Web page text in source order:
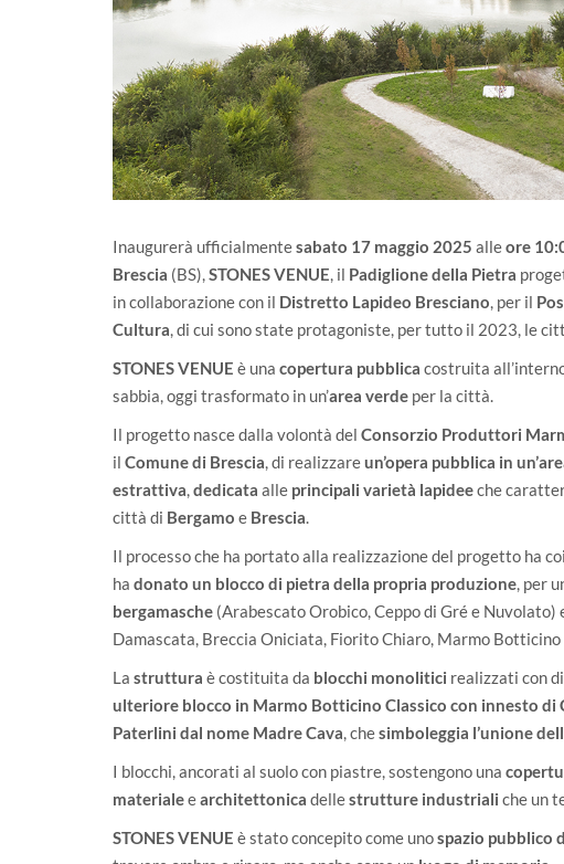
Inaugurerà ufficialmentesabato 17 maggio 2025 alleore
Brescia (BS),STONESVENUE, il Padiglione della Pietra
in collaborazione con il Distretto Lapideo Bresciano, per il
Cultura, di cui sono state protagoniste, per tutto il 2023, le
STONES VENUE è una copertura pubblica costruita
sabbia, oggi trasformato in un’area verde per la città.
Il progetto nasce dalla volontà del Consorzio Produttori
il Comune di Brescia, di realizzareun’opera pubblica in
estrattiva,dedicata alle principali varietà lapideeche
città di Bergamo e Brescia.
Il processo che ha portato alla realizzazione del progetto ha
ha donato un blocco di pietra della propria produzione, per
bergamasche (Arabescato Orobico, Ceppo di Gré e Nuvolato)
Damascata, Breccia Oniciata, Fiorito Chiaro, Marmo
La struttura è costituita da blocchi monolitici realizzati con
ulteriore blocco in Marmo Botticino Classico con innesto di
Paterlini dal nome Madre Cava, chesimboleggia l’unione
I blocchi, ancorati al suolo con piastre, sostengono una
materialeearchitettonica dellestrutture industriali che un
STONES VENUE è stato concepito come unospazio pubblico